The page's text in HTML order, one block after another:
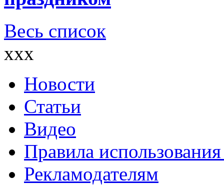
Весь список
xxx
Новости
Статьи
Видео
Правила
Рекламодателям